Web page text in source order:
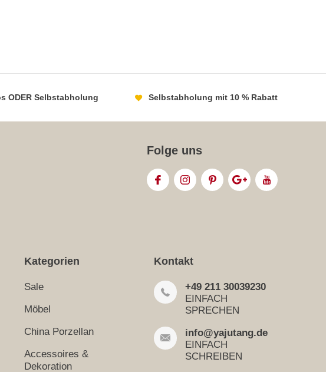
ODER Selbstabholung Selbstabholung mit 10 % Rabatt
Folge uns
Kategorien
Sale
Möbel
China Porzellan
Accessoires &
Dekoration
Kontakt
+49 211 30039230
EINFACH
SPRECHEN
info@yajutang.de
EINFACH
SCHREIBEN